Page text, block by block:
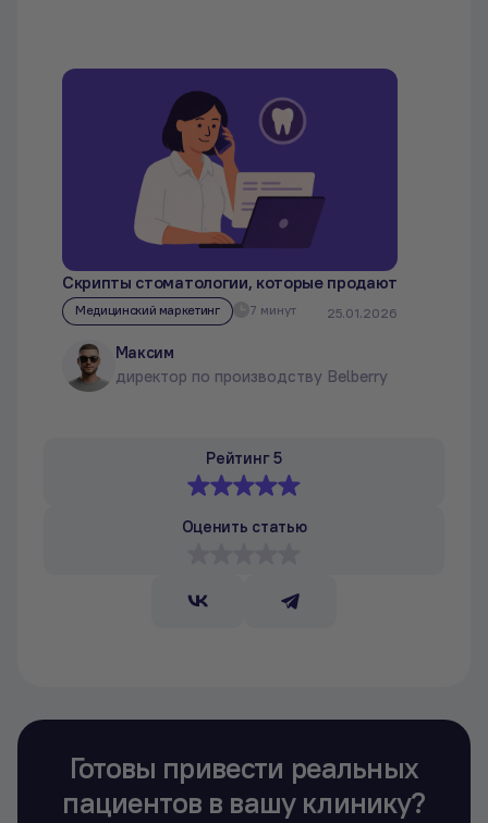
Скрипты стоматологии, которые продают
Медицинский маркетинг 7 минут 25.01.2026
Максим
директор по производству Belberry
Рейтинг 5
Оценить статью
Готовы привести реальных
пациентов в вашу клинику?